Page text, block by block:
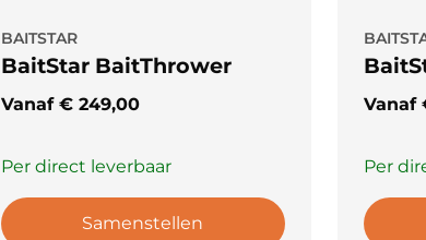
BAITSTAR
BaitStar BaitThrower
Vanaf €249,00
Per direct leverbaar
Samenstellen
Vanaf
Per